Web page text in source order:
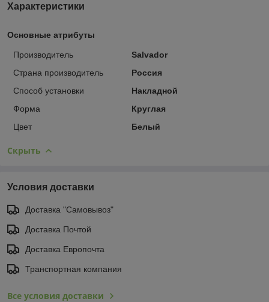
Характеристики
Основные атрибуты
Производитель
Salvador
Страна производитель
Россия
Способ установки
Накладной
Форма
Круглая
Цвет
Белый
Скрыть
Условия доставки
Доставка "Самовывоз"
Доставка Почтой
Доставка Европочта
Транспортная компания
Все условия доставки